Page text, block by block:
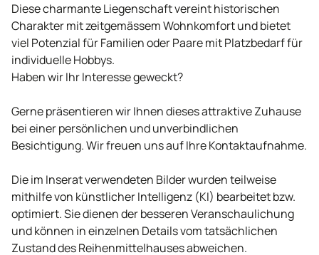
Diese charmante Liegenschaft vereint historischen
Charakter mit zeitgemässem Wohnkomfort und bietet
viel Potenzial für Familien oder Paare mit Platzbedarf für
individuelle Hobbys.
Haben wir Ihr Interesse geweckt?
Gerne präsentieren wir Ihnen dieses attraktive Zuhause
bei einer persönlichen und unverbindlichen
Besichtigung. Wir freuen uns auf Ihre Kontaktaufnahme.
Die im Inserat verwendeten Bilder wurden teilweise
mithilfe von künstlicher Intelligenz (KI) bearbeitet bzw.
optimiert. Sie dienen der besseren Veranschaulichung
und können in einzelnen Details vom tatsächlichen
Zustand des Reihenmittelhauses abweichen.